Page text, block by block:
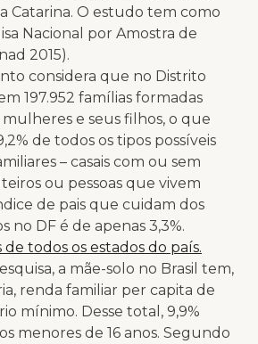
Catarina. O estudo tem como
Nacional por Amostra de
2015).
considera que no Distrito
197.952 famílias formadas
e seus filhos, o que
de todos os tipos possíveis
– casais com ou sem
ou pessoas que vivem
de pais que cuidam dos
no DF é de apenas 3,3%.
de todos os estados do país.
a mãe-solo no Brasil tem,
renda familiar per capita de
mínimo. Desse total, 9,9%
menores de 16 anos. Segundo